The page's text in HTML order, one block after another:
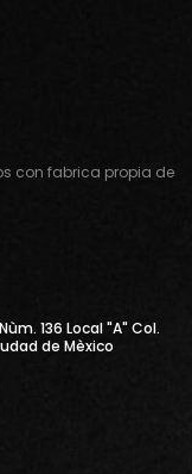
con fabrica propia de
136 Local "A" Col.
de Mèxico